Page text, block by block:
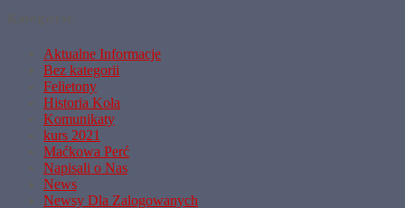
Aktualne Informacje
Bez kategorii
Felietony
Historia Koła
Komunikaty
kurs 2021
Maćkowa Perć
Napisali o Nas
News
Newsy Dla Zalogowanych